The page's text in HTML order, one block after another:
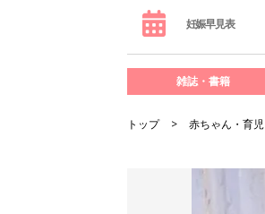
妊娠早見表
雑誌・書籍
トップ 赤ちゃん・育児